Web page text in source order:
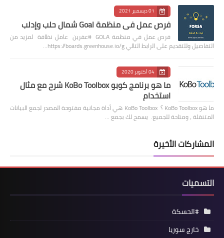
01 ديسمبر 2021
فرص عمل في منظمة Goal شمال حلب وإدلب
فرص عمل في منظمة GOLA #عفرين عامل نظافة لمزيد من
التفاصيل وللتقديم على الرابط التالي https://boards.greenhouse.io/g…
04 أكتوبر 2020
ما هو برنامج كوبو KoBo Toolbox شرح مع مثال
استخدام
ما هو KoBo Toolbox ؟ KoBo Toolbox هي أداة مجانية مفتوحة المصدر لجمع البيانات
المتنقلة ، ومتاحة للجميع. يسمح لك بجمع …
المشاركات الأخيرة
التسميات
#الحسكة
خارج سوريا